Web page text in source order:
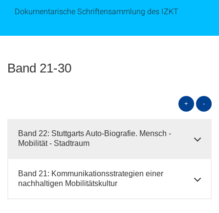
Dokumentarische Schriftensammlung des IZKT
Band 21-30
+ -
Band 22: Stuttgarts Auto-Biografie. Mensch -
Mobilität - Stadtraum
Band 21: Kommunikationsstrategien einer
nachhaltigen Mobilitätskultur